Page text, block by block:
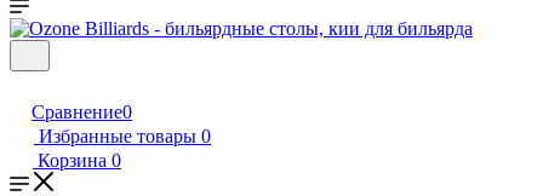
Сравнение0
Избранные товары 0
Корзина 0